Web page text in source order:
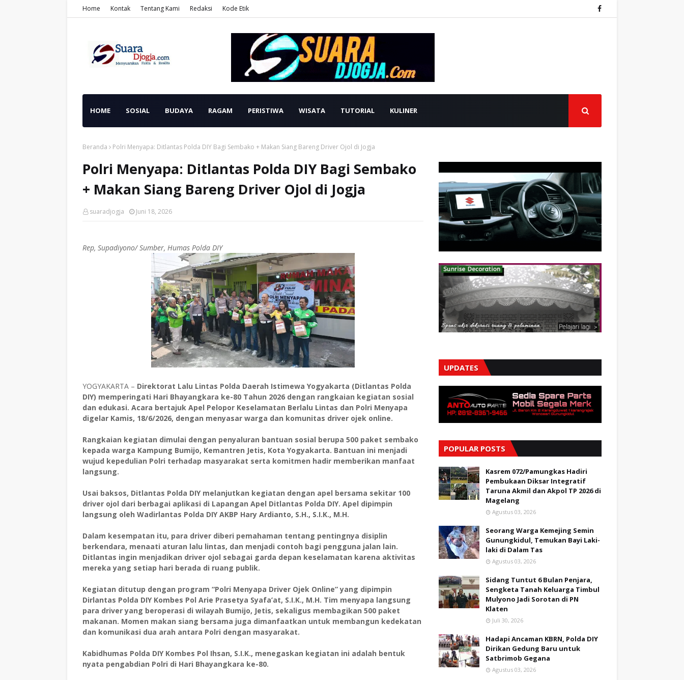
Home Kontak Tentang Kami Redaksi Kode Etik
HOME SOSIAL BUDAYA RAGAM PERISTIWA WISATA TUTORIAL KULINER
Beranda Polri Menyapa: Ditlantas Polda DIY Bagi Sembako + Makan Siang Bareng Driver Ojol di Jogja
Polri Menyapa: Ditlantas Polda DIY Bagi Sembako
+ Makan Siang Bareng Driver Ojol di Jogja
suaradjogja Juni 18, 2026
Rep, Supadiyono/ Sumber, Humas Polda DIY
YOGYAKARTA – Direktorat Lalu Lintas Polda Daerah Istimewa Yogyakarta (Ditlantas Polda
DIY) memperingati Hari Bhayangkara ke-80 Tahun 2026 dengan rangkaian kegiatan sosial
dan edukasi. Acara bertajuk Apel Pelopor Keselamatan Berlalu Lintas dan Polri Menyapa
digelar Kamis, 18/6/2026, dengan menyasar warga dan komunitas driver ojek online.
Rangkaian kegiatan dimulai dengan penyaluran bantuan sosial berupa 500 paket sembako
kepada warga Kampung Bumijo, Kemantren Jetis, Kota Yogyakarta. Bantuan ini menjadi
wujud kepedulian Polri terhadap masyarakat serta komitmen hadir memberikan manfaat
langsung.
Usai baksos, Ditlantas Polda DIY melanjutkan kegiatan dengan apel bersama sekitar 100
driver ojol dari berbagai aplikasi di Lapangan Apel Ditlantas Polda DIY. Apel dipimpin
langsung oleh Wadirlantas Polda DIY AKBP Hary Ardianto, S.H., S.I.K., M.H.
Dalam kesempatan itu, para driver diberi pemahaman tentang pentingnya disiplin
berkendara, menaati aturan lalu lintas, dan menjadi contoh bagi pengguna jalan lain.
Ditlantas ingin menjadikan driver ojol sebagai garda depan keselamatan karena aktivitas
mereka yang setiap hari berada di ruang publik.
Kegiatan ditutup dengan program “Polri Menyapa Driver Ojek Online” yang dipimpin
Dirlantas Polda DIY Kombes Pol Arie Prasetya Syafa’at, S.I.K., M.H. Tim menyapa langsung
para driver yang beroperasi di wilayah Bumijo, Jetis, sekaligus membagikan 500 paket
makanan. Momen makan siang bersama juga dimanfaatkan untuk membangun kedekatan
dan komunikasi dua arah antara Polri dengan masyarakat.
Kabidhumas Polda DIY Kombes Pol Ihsan, S.I.K., menegaskan kegiatan ini adalah bentuk
nyata pengabdian Polri di Hari Bhayangkara ke-80.
UPDATES
POPULAR POSTS
Kasrem 072/Pamungkas Hadiri
Pembukaan Diksar Integratif
Taruna Akmil dan Akpol TP 2026 di
Magelang
Agustus 03, 2026
Seorang Warga Kemejing Semin
Gunungkidul, Temukan Bayi Laki-
laki di Dalam Tas
Agustus 03, 2026
Sidang Tuntut 6 Bulan Penjara,
Sengketa Tanah Keluarga Timbul
Mulyono Jadi Sorotan di PN
Klaten
Juli 30, 2026
Hadapi Ancaman KBRN, Polda DIY
Dirikan Gedung Baru untuk
Satbrimob Gegana
Agustus 03, 2026